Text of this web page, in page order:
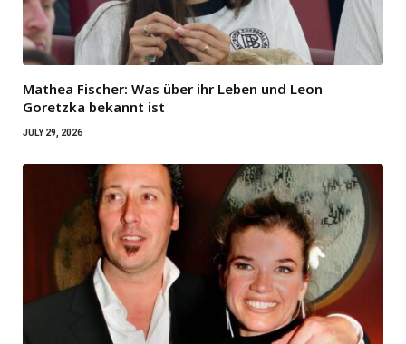
Mathea Fischer: Was über ihr Leben und Leon
Goretzka bekannt ist
JULY 29, 2026